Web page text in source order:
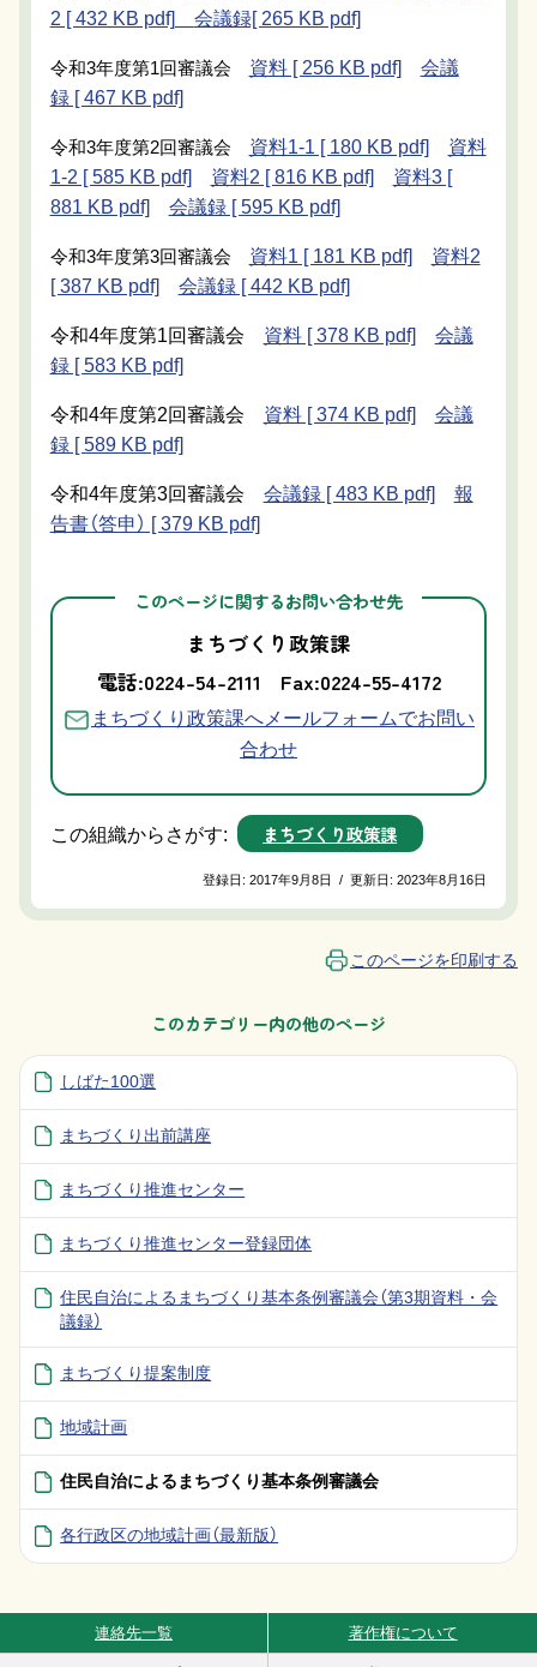
2 [ 432 KB pdf] 会議録[ 265 KB pdf]
令和3年度第1回審議会 資料 [ 256 KB pdf]
会議
録 [ 467 KB pdf]
令和3年度第2回審議会 資料1-1 [ 180 KB pdf]
資料
1-2 [ 585 KB pdf]
資料2 [ 816 KB pdf]
資料3 [
881 KB pdf]
会議録 [ 595 KB pdf]
令和3年度第3回審議会 資料1 [ 181 KB pdf]
資料2
[ 387 KB pdf]
会議録 [ 442 KB pdf]
令和4年度第1回審議会 資料 [ 378 KB pdf]
会議
録 [ 583 KB pdf]
令和4年度第2回審議会 資料 [ 374 KB pdf]
会議
録 [ 589 KB pdf]
令和4年度第3回審議会 会議録 [ 483 KB pdf]
報
告書（答申） [ 379 KB pdf]
このページに関するお問い合わせ先
まちづくり政策課
電話:0224-54-2111
Fax:0224-55-4172
まちづくり政策課へメールフォームでお問い
合わせ
この組織からさがす: まちづくり政策課
登録日:2017年9月8日 / 更新日:2023年8月16日
このページを印刷する
このカテゴリー内の他のページ
しばた100選
まちづくり出前講座
まちづくり推進センター
まちづくり推進センター登録団体
住民自治によるまちづくり基本条例審議会（第3期資料・会
議録）
まちづくり提案制度
地域計画
住民自治によるまちづくり基本条例審議会
各行政区の地域計画（最新版）
Site Navigation
連絡先一覧 著作権について